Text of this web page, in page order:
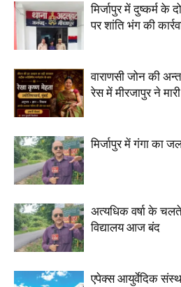
मिर्जापुर में दुष्कर्म के
पर शांति भंग की
वाराणसी जोन की
रेस में मीरजापुर ने
मिर्जापुर में गंगा का
अत्यधिक वर्षा के
विद्यालय आज बंद
एपेक्स आयुर्वेदिक